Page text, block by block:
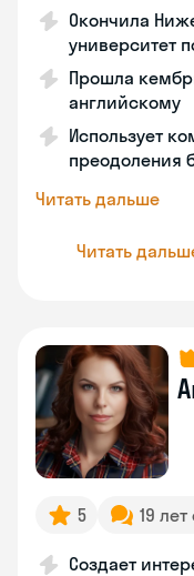
Окончила
университет
Прошла
английскому
Использует
преодоления
Читать дальше
Читать
5 19
Создает